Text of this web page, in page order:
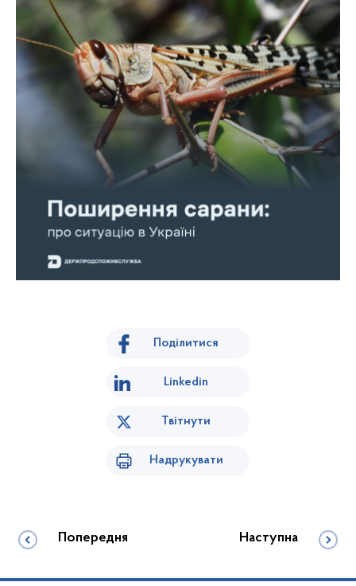
Поділитися
Linkedin
Твітнути
Надрукувати
Попередня Наступна